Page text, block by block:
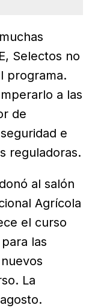
Selectos no
programa.
a las
de
e
reguladoras.
al salón
Agrícola
el curso
las
La